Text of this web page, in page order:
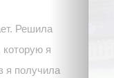
Решила
которую я
я получила